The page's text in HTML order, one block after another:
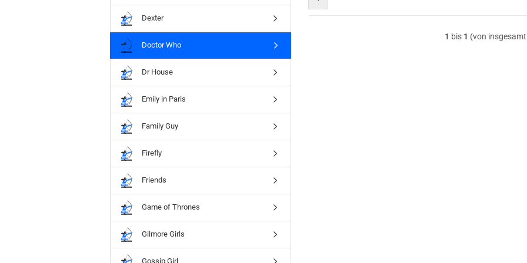
Icon
MARVEL
Movie
Music
Sports
STAR WARS
Television
1 bis 1 (von insgesamt
Dexter
Doctor Who
Dr House
Emily in Paris
Family Guy
Firefly
Friends
Game of Thrones
Gilmore Girls
Gossip Girl